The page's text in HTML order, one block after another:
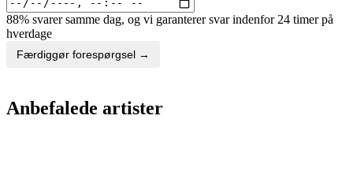
88% svarer samme dag, og vi garanterer svar indenfor 24 timer på
hverdage
Færdiggør forespørgsel →
Anbefalede artister